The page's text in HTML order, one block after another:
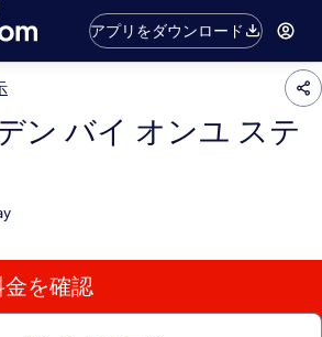
アプリをダウンロード
ン バイ オンユ ステ
金を確認